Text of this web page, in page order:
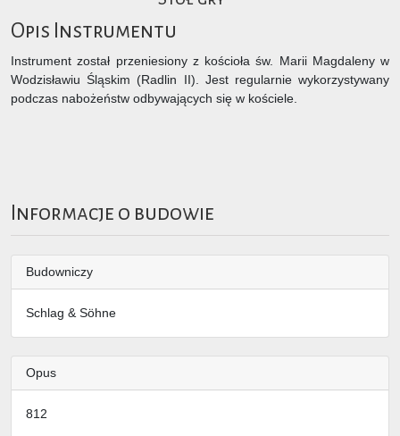
Opis Instrumentu
Instrument został przeniesiony z kościoła św. Marii Magdaleny w
Wodzisławiu Śląskim (Radlin II). Jest regularnie wykorzystywany
podczas nabożeństw odbywających się w kościele.
Informacje o budowie
Budowniczy
Schlag & Söhne
Opus
812